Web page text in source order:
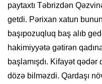
paytaxtı Təbrizdən
getdi. Pərixan xatun bunun
başıpozuqluq baş alıb
hakimiyyətə gətirən
başlamışdı. Kifayət
dözə bilməzdi. Qardaşı